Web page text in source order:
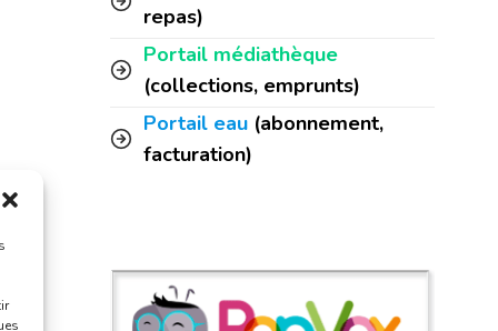
repas)
Portail médiathèque
(collections, emprunts)
Portail eau (abonnement,
facturation)